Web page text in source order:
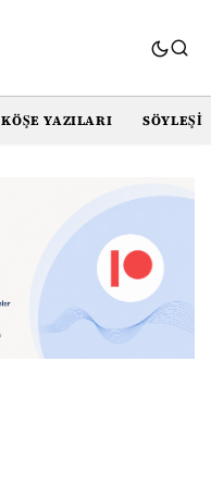
KÖŞE YAZILARI SÖYLEŞI